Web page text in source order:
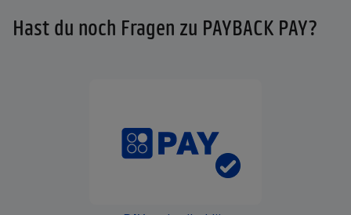
Hast du noch Fragen zu PAYBACK PAY?